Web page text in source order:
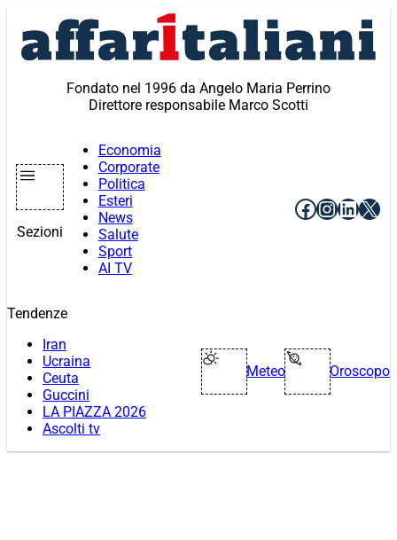
contenuto
Fondato nel 1996 da Angelo Maria Perrino
Direttore responsabile Marco Scotti
Sezioni
Economia
Corporate
Politica
Esteri
News
Salute
Sport
AI TV
Facebook
X
Tendenze
Iran
Ucraina
Ceuta
Guccini
LA PIAZZA 2026
Ascolti tv
Meteo Oroscopo